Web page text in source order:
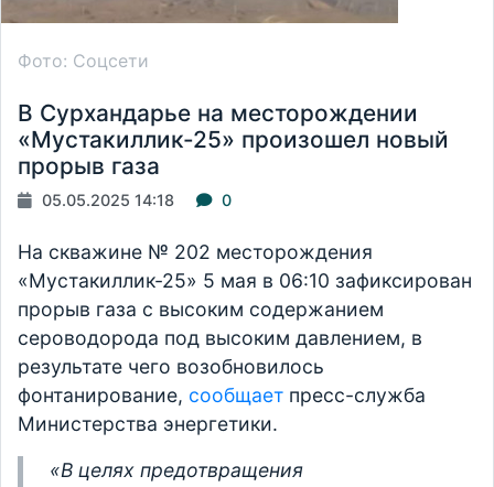
Фото: Соцсети
В Сурхандарье на месторождении
«Мустакиллик-25» произошел новый
прорыв газа
05.05.2025 14:18 0
На скважине № 202 месторождения
«Мустакиллик-25» 5 мая в 06:10 зафиксирован
прорыв газа с высоким содержанием
сероводорода под высоким давлением, в
результате чего возобновилось
фонтанирование, сообщает пресс-служба
Министерства энергетики.
«В целях предотвращения